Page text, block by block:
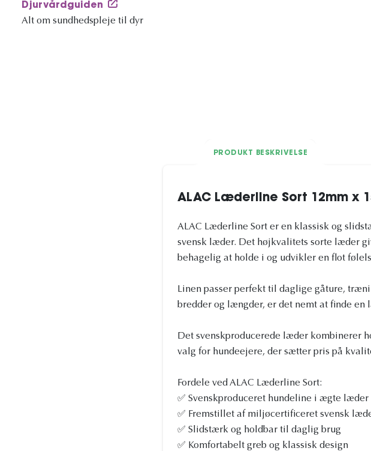
Djurvårdguiden
Alt om sundhedspleje til dyr
PRODUKT BESKRIVELSE
ALAC Læderline Sort 12mm x
ALAC Læderline Sort er en klassisk og
svensk læder. Det højkvalitets sorte læder
behagelig at holde i og udvikler en flot
Linen passer perfekt til daglige gåture,
bredder og længder, er det nemt at finde en
Det svenskproducerede læder kombinerer
valg for hundeejere, der sætter pris på
Fordele ved ALAC Læderline Sort:
✅ Svenskproduceret hundeline i ægte læder
✅ Fremstillet af miljøcertificeret svensk
✅ Slidstærk og holdbar til daglig brug
✅ Komfortabelt greb og klassisk design